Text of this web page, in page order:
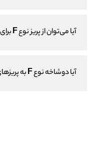
آیا می‌توان از پریز نوع F برای دستگاه‌های 110 ولتی استفاده کرد؟
آیا دوشاخه نوع F به پریزهای نوع C و E نیز متصل می‌شود؟